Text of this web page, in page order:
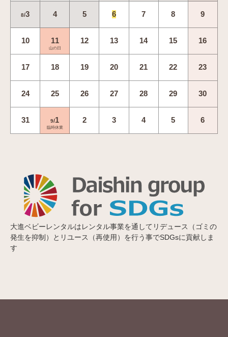
8/3 4 5 6 7 8 9
10 11
山の日
12 13 14 15 16
17 18 19 20 21 22 23
24 25 26 27 28 29 30
31 9/1
臨時休業
2 3 4 5 6
大進ベビーレンタルはレンタル事業を通してリデュース（ゴミの
発生を抑制）とリユース（再使用）を行う事でSDGsに貢献しま
す